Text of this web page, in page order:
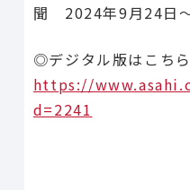
聞 2024年9月24日～
◎デジタル版はこちら
https://
d=2241